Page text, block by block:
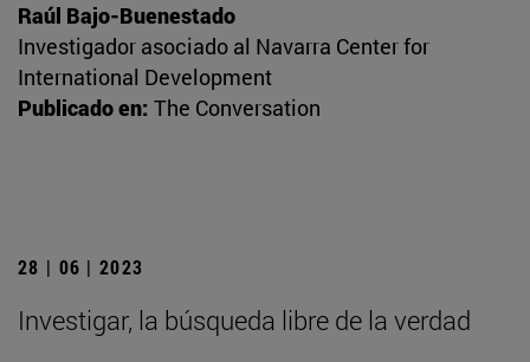
Raúl Bajo-Buenestado
Investigador asociado al Navarra Center for
International Development
Publicado en: The Conversation
28 | 06 | 2023
Investigar, la búsqueda libre de la verdad